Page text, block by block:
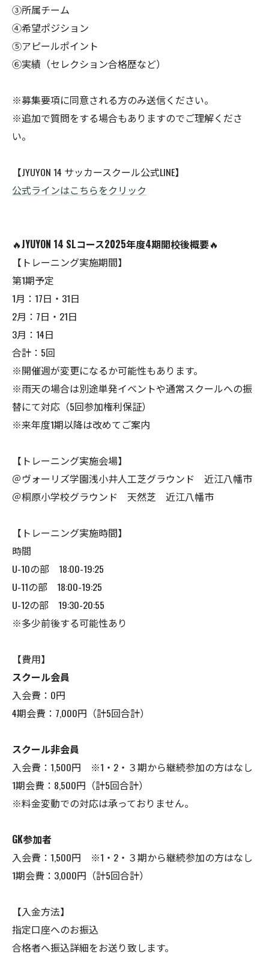
③所属チーム
④希望ポジション
⑤アピールポイント
⑥実績（セレクション合格歴など）
※募集要項に同意される方のみ送信ください。
※追加で質問をする場合もありますのでご理解くださ
い。
【JYUYON 14 サッカースクール公式LINE】
公式ラインはこちらをクリック
🔥JYUYON 14 SLコース2025年度4期開校後概要🔥
【トレーニング実施期間】
第1期予定
1月：17日・31日
2月：7日・21日
3月：14日
合計：5回
※開催週が変更になるか可能性もあります。
※雨天の場合は別途単発イベントや通常スクールへの振
替にて対応（5回参加権利保証）
※来年度1期以降は改めてご案内
【トレーニング実施会場】
＠ヴォーリズ学園浅小井人工芝グラウンド 近江八幡市
＠桐原小学校グラウンド 天然芝 近江八幡市
【トレーニング実施時間】
時間
U-10の部 18:00-19:25
U-11の部 18:00-19:25
U-12の部 19:30-20:55
※多少前後する可能性あり
【費用】
スクール会員
入会費：0円
4期会費：7,000円（計5回合計）
スクール非会員
入会費：1,500円 ※1・2・３期から継続参加の方はなし
1期会費：8,500円（計5回合計）
※料金変動での対応は承っておりません。
GK参加者
入会費：1,500円 ※1・2・３期から継続参加の方はなし
1期会費：3,000円（計5回合計）
【入金方法】
指定口座へのお振込
合格者へ振込詳細をお送り致します。